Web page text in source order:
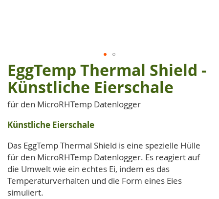
Zum
Anfang
der
Bildgalerie
EggTemp Thermal Shield -
Künstliche Eierschale
für den MicroRHTemp Datenlogger
Künstliche Eierschale
Das EggTemp Thermal Shield is eine spezielle Hülle
für den MicroRHTemp Datenlogger. Es reagiert auf
die Umwelt wie ein echtes Ei, indem es das
Temperaturverhalten und die Form eines Eies
simuliert.